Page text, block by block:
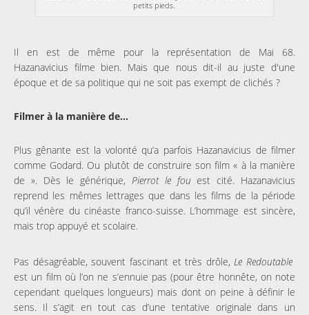
petits pieds.
Il en est de même pour la représentation de Mai 68.
Hazanavicius filme bien. Mais que nous dit-il au juste d'une
époque et de sa politique qui ne soit pas exempt de clichés ?
Filmer à la manière de...
Plus gênante est la volonté qu’a parfois Hazanavicius de filmer
comme Godard. Ou plutôt de construire son film « à la manière
de ». Dès le générique, Pierrot le fouest cité. Hazanavicius
reprend les mêmes lettrages que dans les films de la période
qu’il vénère du cinéaste franco-suisse. L’hommage est sincère,
mais trop appuyé et scolaire.
Pas désagréable, souvent fascinant et très drôle,Le Redoutable
est un film où l’on ne s’ennuie pas (pour être honnête, on note
cependant quelques longueurs) mais dont on peine à définir le
sens. Il s’agit en tout cas d’une tentative originale dans un